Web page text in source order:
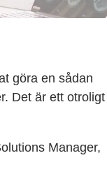
göra en sådan
Det är ett otroligt
Manager,